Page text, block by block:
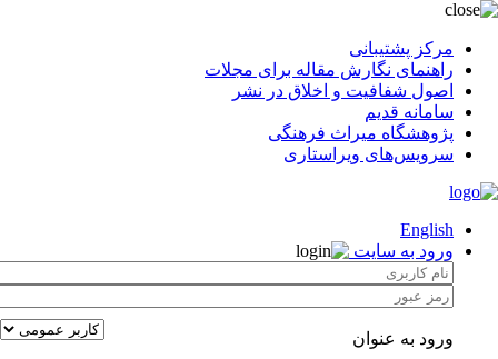
مرکز پشتیبانی
راهنمای نگارش مقاله برای مجلات
اصول شفافیت و اخلاق در نشر
سامانه قدیم
پژوهشگاه میراث فرهنگی
سرویس‌های ویراستاری
English
ورود به سایت
ورود به عنوان